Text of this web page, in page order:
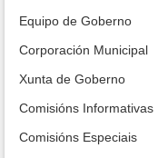
Equipo de Goberno
Corporación Municipal
Xunta de Goberno
Comisións Informativas
Comisións Especiais